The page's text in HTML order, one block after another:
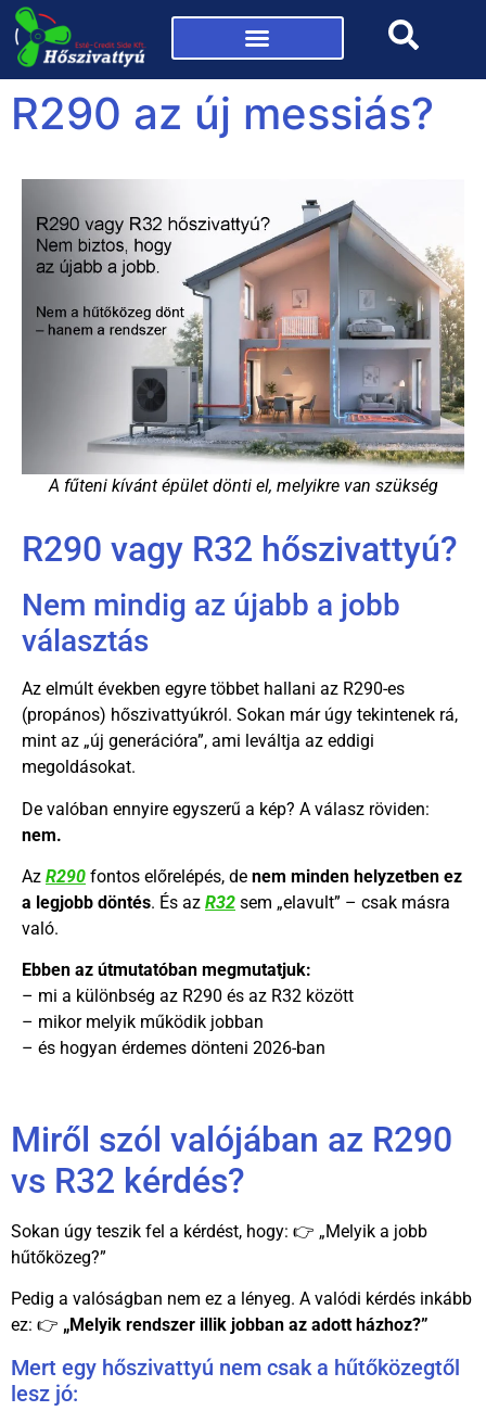
R290 az új messiás?
A fűteni kívánt épület dönti el, melyikre van szükség
R290 vagy R32 hőszivattyú?
Nem mindig az újabb a jobb
választás
Az elmúlt években egyre többet hallani az R290-es
(propános) hőszivattyúkról. Sokan már úgy tekintenek rá,
mint az „új generációra”, ami leváltja az eddigi
megoldásokat.
De valóban ennyire egyszerű a kép? A válasz röviden:
nem.
Az R290 fontos előrelépés, de nem minden helyzetben ez
a legjobb döntés. És az R32 sem „elavult” – csak másra
való.
Ebben az útmutatóban megmutatjuk:
– mi a különbség az R290 és az R32 között
– mikor melyik működik jobban
– és hogyan érdemes dönteni 2026-ban
Miről szól valójában az R290
vs R32 kérdés?
Sokan úgy teszik fel a kérdést, hogy: 👉 „Melyik a jobb
hűtőközeg?”
Pedig a valóságban nem ez a lényeg. A valódi kérdés inkább
ez: 👉 „Melyik rendszer illik jobban az adott házhoz?”
Mert egy hőszivattyú nem csak a hűtőközegtől
lesz jó: